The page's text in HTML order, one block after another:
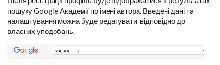
пошуку Google Академії по імені автора. Введені дані та
налаштування можна буде редагувати, відповідно до
власних уподобань.